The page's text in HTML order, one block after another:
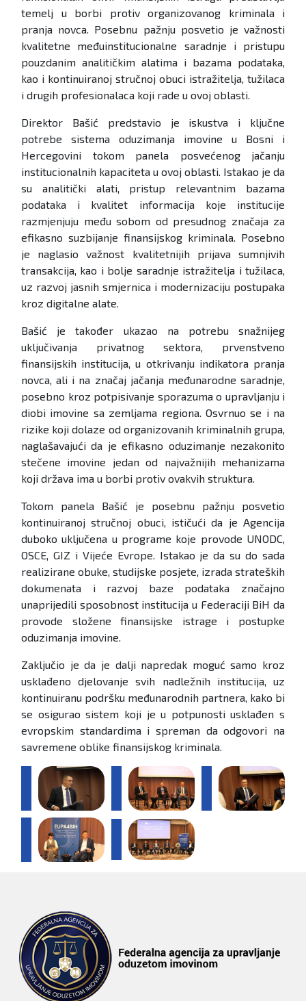
temelj u borbi protiv organizovanog kriminala i
pranja novca. Posebnu pažnju posvetio je važnosti
kvalitetne međuinstitucionalne saradnje i pristupu
pouzdanim analitičkim alatima i bazama podataka,
kao i kontinuiranoj stručnoj obuci istražitelja, tužilaca
i drugih profesionalaca koji rade u ovoj oblasti.
Direktor Bašić predstavio je iskustva i ključne
potrebe sistema oduzimanja imovine u Bosni i
Hercegovini tokom panela posvećenog jačanju
institucionalnih kapaciteta u ovoj oblasti. Istakao je da
su analitički alati, pristup relevantnim bazama
podataka i kvalitet informacija koje institucije
razmjenjuju među sobom od presudnog značaja za
efikasno suzbijanje finansijskog kriminala. Posebno
je naglasio važnost kvalitetnijih prijava sumnjivih
transakcija, kao i bolje saradnje istražitelja i tužilaca,
uz razvoj jasnih smjernica i modernizaciju postupaka
kroz digitalne alate.
Bašić je također ukazao na potrebu snažnijeg
uključivanja privatnog sektora, prvenstveno
finansijskih institucija, u otkrivanju indikatora pranja
novca, ali i na značaj jačanja međunarodne saradnje,
posebno kroz potpisivanje sporazuma o upravljanju i
diobi imovine sa zemljama regiona. Osvrnuo se i na
rizike koji dolaze od organizovanih kriminalnih grupa,
naglašavajući da je efikasno oduzimanje nezakonito
stečene imovine jedan od najvažnijih mehanizama
koji država ima u borbi protiv ovakvih struktura.
Tokom panela Bašić je posebnu pažnju posvetio
kontinuiranoj stručnoj obuci, ističući da je Agencija
duboko uključena u programe koje provode UNODC,
OSCE, GIZ i Vijeće Evrope. Istakao je da su do sada
realizirane obuke, studijske posjete, izrada strateških
dokumenata i razvoj baze podataka značajno
unaprijedili sposobnost institucija u Federaciji BiH da
provode složene finansijske istrage i postupke
oduzimanja imovine.
Zaključio je da je dalji napredak moguć samo kroz
usklađeno djelovanje svih nadležnih institucija, uz
kontinuiranu podršku međunarodnih partnera, kako bi
se osigurao sistem koji je u potpunosti usklađen s
evropskim standardima i spreman da odgovori na
savremene oblike finansijskog kriminala.